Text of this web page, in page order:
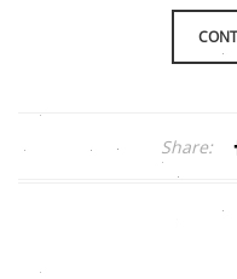
Share: